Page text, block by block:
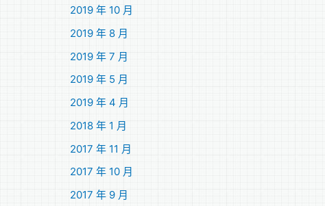
2019 年 10 月
2019 年 8 月
2019 年 7 月
2019 年 5 月
2019 年 4 月
2018 年 1 月
2017 年 11 月
2017 年 10 月
2017 年 9 月